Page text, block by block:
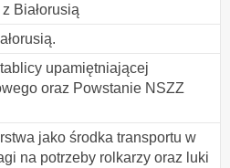
Białorusią
upamiętniającej
oraz Powstanie NSZZ
jako środka transportu w
na potrzeby rolkarzy oraz luki